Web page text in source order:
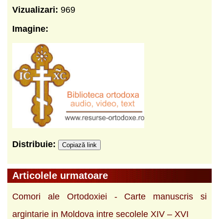
Vizualizari: 969
Imagine:
Distribuie: Copiază link
Articolele urmatoare
Comori ale Ortodoxiei - Carte manuscris si
argintarie in Moldova intre secolele XIV – XVI